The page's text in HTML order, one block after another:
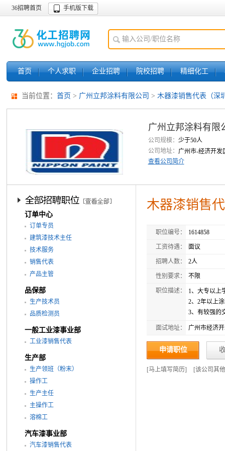
36招聘首页 手机版下载
首页 个人求职 企业招聘 院校招聘 精细化工
当前位置： 首页 > 广州立邦涂料有限公司 > 木器漆销售代表（深
广州立邦涂料有限
公司规模： 少于50人
公司地址：
广州市-经济开发
查看公司简介
订单中心
订单专员
建筑漆技术主任
技术服务
销售代表
产品主管
品保部
生产技术员
品质检测员
一般工业漆事业部
工业漆销售代表
生产部
生产领班（粉末）
操作工
生产主任
主操作工
溶棉工
汽车漆事业部
汽车漆销售代表
木器漆销售
职位编号： 1614858
工资待遇： 面议
招聘人数： 2人
性别要求： 不限
职位描述：
1、大专以上
2、2年以上
3、有较强的
面试地址： 广州市经济
申请职位
[马上填写简历] [该公司其